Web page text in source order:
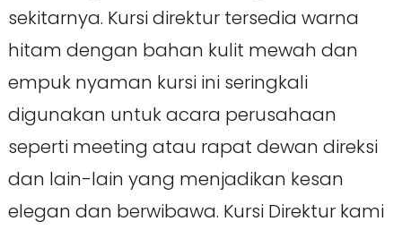
sekitarnya. Kursi direktur tersedia warna
hitam dengan bahan kulit mewah dan
empuk nyaman kursi ini seringkali
digunakan untuk acara perusahaan
seperti meeting atau rapat dewan direksi
dan lain-lain yang menjadikan kesan
elegan dan berwibawa. Kursi Direktur kami